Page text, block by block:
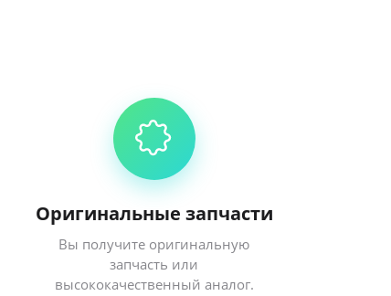
Оригинальные запчасти
Вы получите оригинальную
запчасть или
высококачественный аналог.